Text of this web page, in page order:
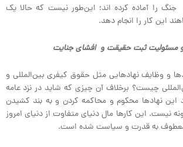
را آماده کرده اند؛ این‌طور نیست که حالا یک
این کار را انجام دهد.
و مسئولیت ثبت حقیقت و افشای جنایت
و وظایف نهادهایی مثل حقوق کیفری بین‌المللی و
چیست؟ برخلاف آن چیزی که شاید در نزد عامه
این نهادها محکوم و محاکمه کردن و به بند کشیدن
نیست. این کارها مال دنیای متفاوت از دنیای امروز
به قدرت و سیاست شده است.